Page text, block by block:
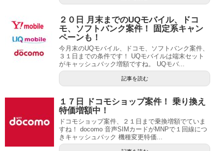
２０日 月末までのUQモバイル、ドコ
モ、ソフトバンク案件！ 固定系キャン
ペーンも！
今月末のUQモバイル、ドコモ、ソフトバンク案件、
３１日までの条件です！ UQモバイルは端末セット
がキャッシュバック増額ですね。 UQモバ...
記事を読む
１７日 ドコモショップ案件！ 乗り換え
特価増額中！
ドコモショップ案件、２１日まで乗換増額でていま
すね！ docomo 音声SIMカードがMNPで１回線につ
きキャッシュバック 機種変更特価...